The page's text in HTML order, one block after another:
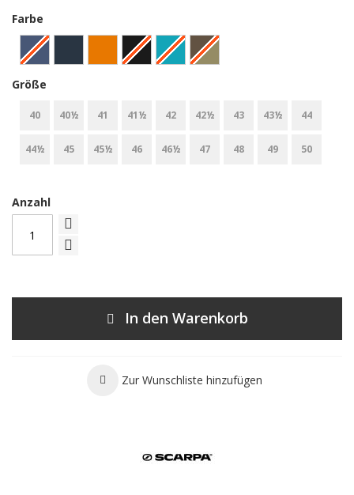
Farbe
Größe
40 40½ 41 41½ 42 42½ 43 43½ 44
44½ 45 45½ 46 46½ 47 48 49 50
Anzahl
In den Warenkorb
Zur Wunschliste hinzufügen